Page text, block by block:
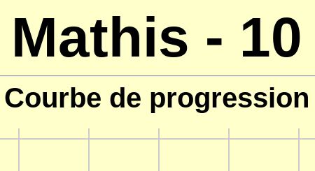
Mathis - 10
Courbe de progression